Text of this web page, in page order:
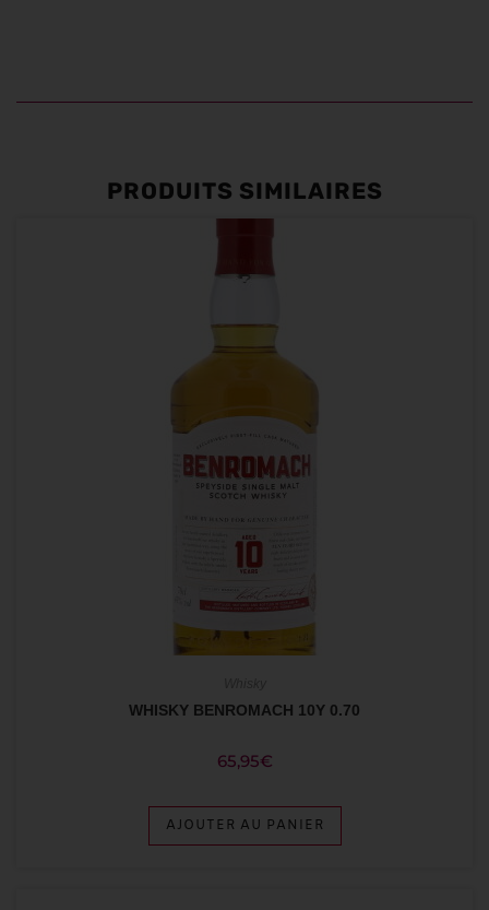
PRODUITS SIMILAIRES
WHISKY BENROMACH 10Y 0.70
65,95€
AJOUTER AU PANIER